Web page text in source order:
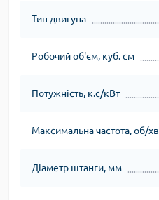
Тип двигуна
Робочий об'єм, куб. см
Потужність, к.с/кВт
Максимальна частота, об/хв
Діаметр штанги, мм